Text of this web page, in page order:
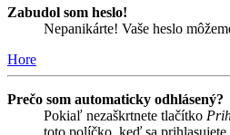
Zabudol som heslo!
Nepanikárte! Vaše heslo
Hore
Prečo som automaticky odhlásený?
Pokiaľ nezaškrtnete tlačítko
toto políčko, keď sa